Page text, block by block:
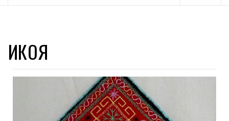
ҲИКОЯ